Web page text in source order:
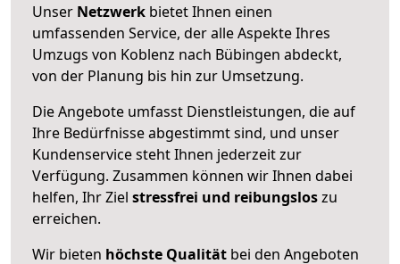
Unser Netzwerk bietet Ihnen einen
umfassenden Service, der alle Aspekte Ihres
Umzugs von Koblenz nach Bübingen abdeckt,
von der Planung bis hin zur Umsetzung.
Die Angebote umfasst Dienstleistungen, die auf
Ihre Bedürfnisse abgestimmt sind, und unser
Kundenservice steht Ihnen jederzeit zur
Verfügung. Zusammen können wir Ihnen dabei
helfen, Ihr Ziel stressfrei und reibungsloszu
erreichen.
Wir bieten höchste Qualität bei den Angeboten